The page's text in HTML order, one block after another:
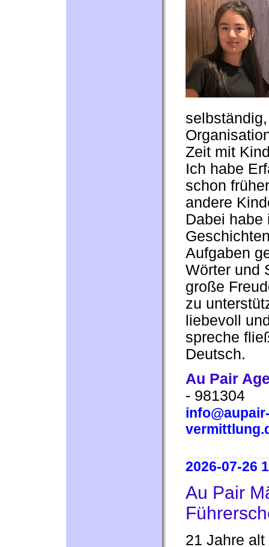
Zeit mit
Ich habe
schon
andere
Dabei habe
Aufgaben
Wörter und
große
zu
liebevoll
spreche
Deutsch.
Au Pair
- 981304
2026-07-26
Au Pair
21 Jahre